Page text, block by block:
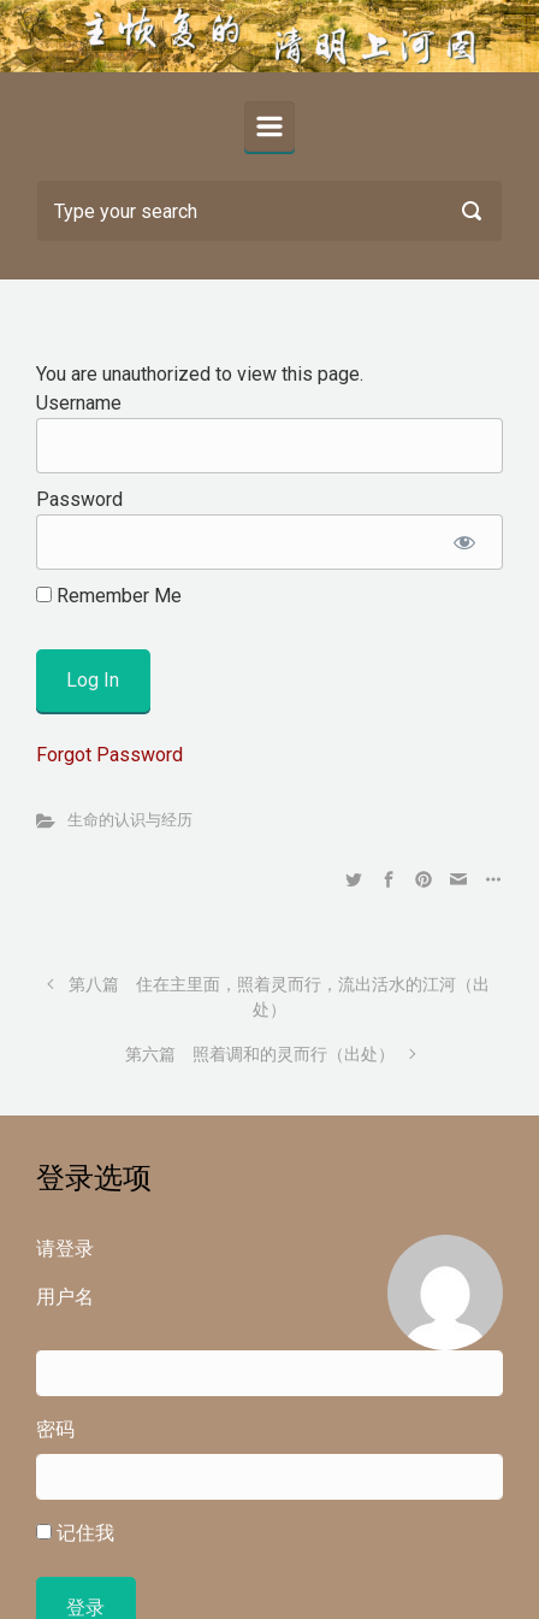
Skip to main content
You are unauthorized to view this page.
Username
Password
Remember Me
Forgot Password
生命的认识与经历
第八篇 住在主里面，照着灵而行，流出活水的江河（出
处）
第六篇 照着调和的灵而行（出处）
登录选项
请登录
用户名
密码
记住我